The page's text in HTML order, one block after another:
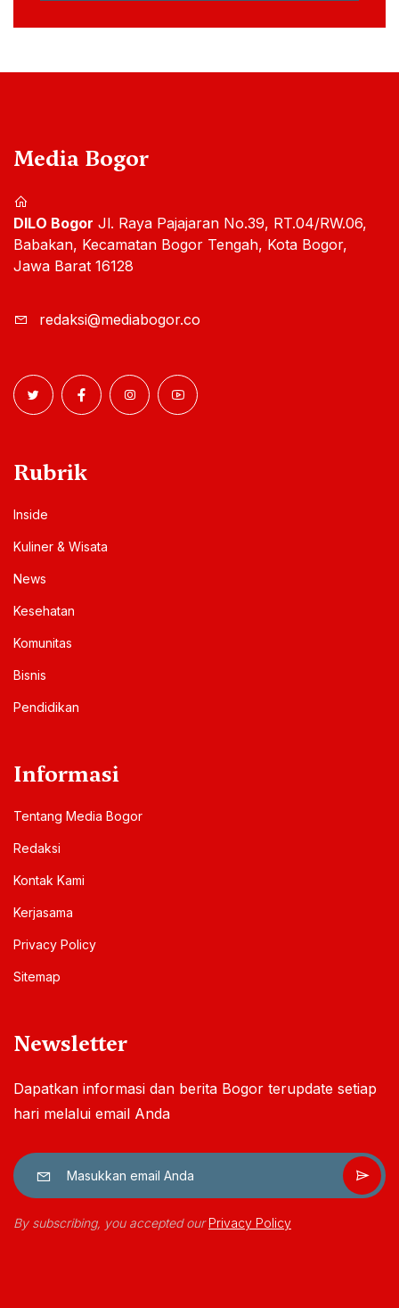
Media Bogor
DILO Bogor Jl. Raya Pajajaran No.39, RT.04/RW.06,
Babakan, Kecamatan Bogor Tengah, Kota Bogor,
Jawa Barat 16128
redaksi@mediabogor.co
Rubrik
Inside
Kuliner & Wisata
News
Kesehatan
Komunitas
Bisnis
Pendidikan
Informasi
Tentang Media Bogor
Redaksi
Kontak Kami
Kerjasama
Privacy Policy
Sitemap
Newsletter
Dapatkan informasi dan berita Bogor terupdate setiap
hari melalui email Anda
By subscribing, you accepted ourPrivacy Policy